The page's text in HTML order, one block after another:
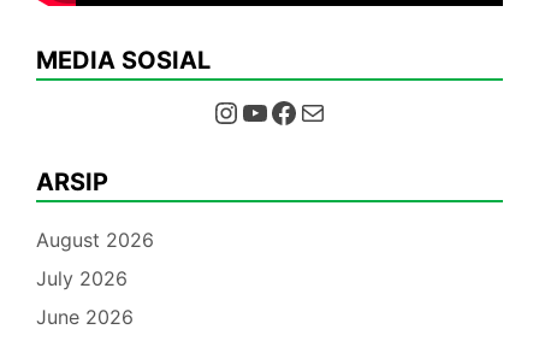
MEDIA SOSIAL
Instagram YouTube Facebook Mail
ARSIP
August 2026
July 2026
June 2026